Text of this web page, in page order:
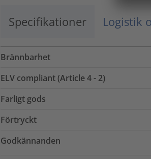
Specifikationer Logistik
Brännbarhet
ELV compliant (Article 4 - 2)
Farligt gods
Förtryckt
Godkännanden